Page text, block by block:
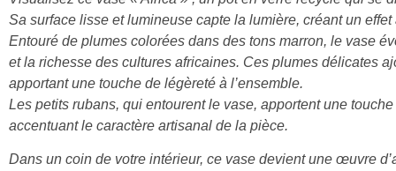
Sa surface lisse et lumineuse capte la lumière, créant un
Entouré de plumes colorées dans des tons marron, le vase
et la richesse des cultures africaines. Ces plumes délicates
apportant une touche de légèreté à l’ensemble.
Les petits rubans, qui entourent le vase, apportent une
accentuant le caractère artisanal de la pièce.
Dans un coin de votre intérieur, ce vase devient une œuvre